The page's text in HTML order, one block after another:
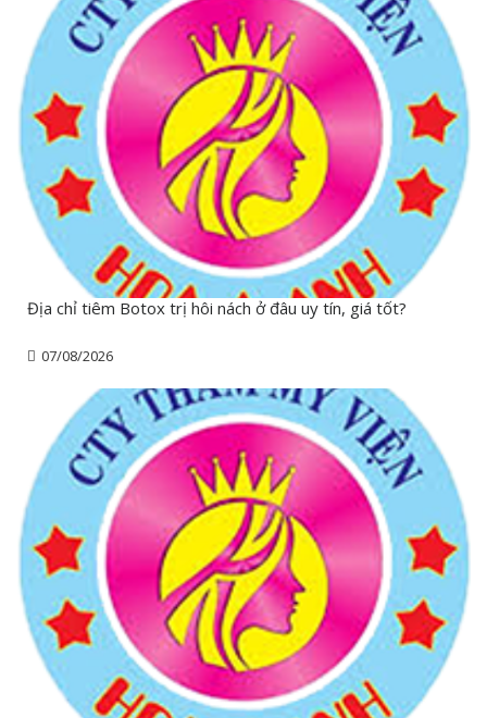
Địa chỉ tiêm Botox trị hôi nách ở đâu uy tín, giá tốt?
07/08/2026